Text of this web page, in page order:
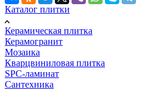
Каталог плитки
Керамическая плитка
Керамогранит
Мозаика
Кварцвиниловая плитка
SPC-ламинат
Сантехника